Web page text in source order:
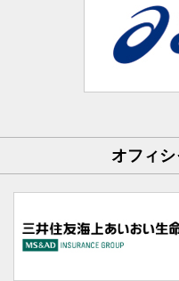
オフィ